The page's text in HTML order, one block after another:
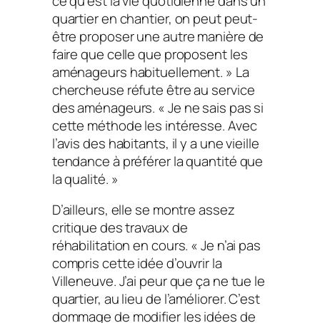
quartier en chantier, on peut peut-
être proposer une autre manière de
faire que celle que proposent les
aménageurs habituellement. » La
chercheuse réfute être au service
des aménageurs. « Je ne sais pas si
cette méthode les intéresse. Avec
l’avis des habitants, il y a une vieille
tendance à préférer la quantité que
la qualité. »
D’ailleurs, elle se montre assez
critique des travaux de
réhabilitation en cours. « Je n’ai pas
compris cette idée d’ouvrir la
Villeneuve. J’ai peur que ça ne tue le
quartier, au lieu de l’améliorer. C’est
dommage de modifier les idées de